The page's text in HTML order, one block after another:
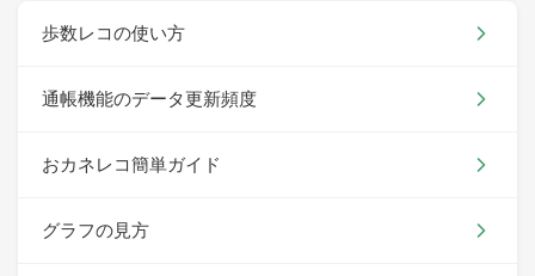
歩数レコの使い方
通帳機能のデータ更新頻度
おカネレコ簡単ガイド
グラフの見方